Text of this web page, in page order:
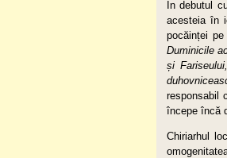
În debutul
acesteia în
pocăinței
Duminicile
și
responsabil
începe încă
Chiriarhul